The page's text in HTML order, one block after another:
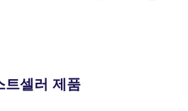
트셀러 제품